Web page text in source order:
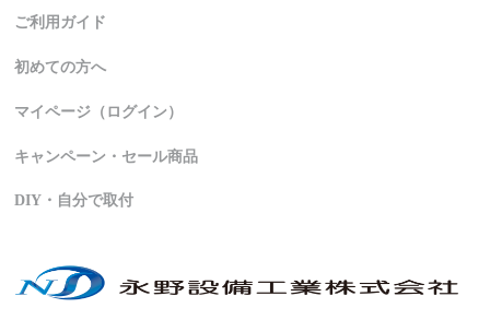
ご利用ガイド
初めての方へ
マイページ（ログイン）
キャンペーン・セール商品
DIY・自分で取付